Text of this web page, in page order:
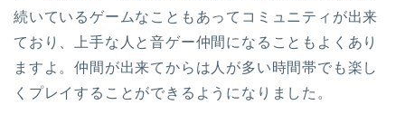
続いているゲームなこともあってコミュニティが出来
ており、上手な人と音ゲー仲間になることもよくあり
ますよ。仲間が出来てからは人が多い時間帯でも楽し
くプレイすることができるようになりました。